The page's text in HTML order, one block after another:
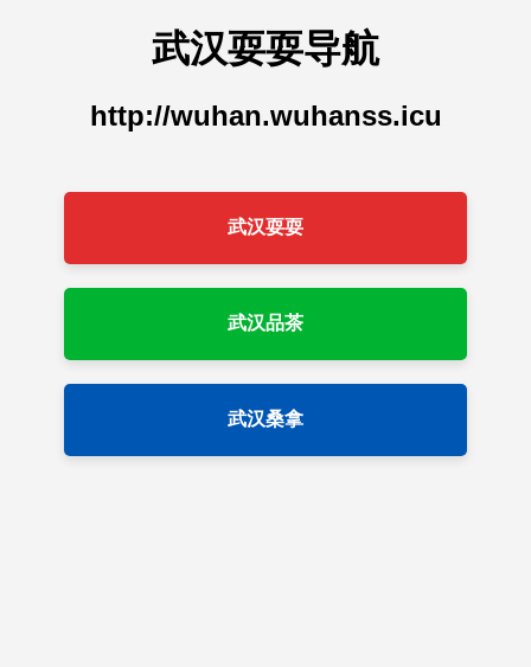
武汉耍耍导航
http://wuhan.wuhanss.icu
武汉耍耍
武汉品茶
武汉桑拿